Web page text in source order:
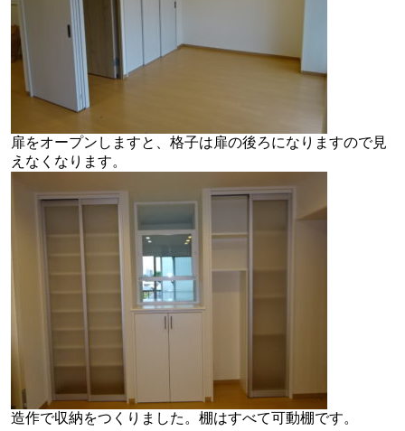
扉をオープンしますと、格子は扉の後ろになりますので見
えなくなります。
造作で収納をつくりました。棚はすべて可動棚です。